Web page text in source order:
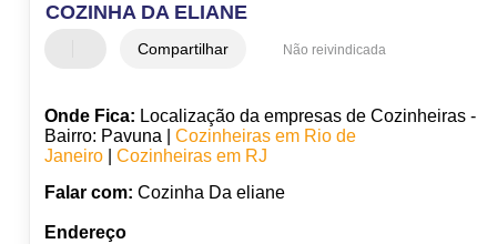
COZINHA DA ELIANE
Compartilhar Não reivindicada
Onde Fica: Localização da empresas de Cozinheiras -
Bairro: Pavuna | Cozinheiras em Rio de
Janeiro| Cozinheiras em RJ
Falar com: Cozinha Da eliane
Endereço